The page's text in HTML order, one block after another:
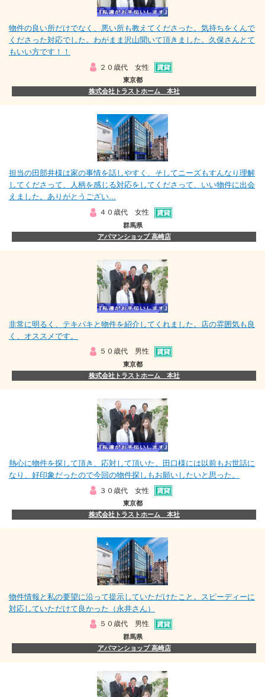
物件の良い所だけでなく、悪い所も教えてくださった。気持ちをくんで
くださった対応でした。わがまま沢山聞いて頂きました。久保さんとて
もいい方です！！
２０歳代 女性
東京都
株式会社トラストホーム 本社
担当の田部井様は家の事情を話しやすく、そしてニーズもすんなり理解
してくださって、人柄を感じる対応をしてくださって、いい物件に出会
えました。ありがとうござい...
４０歳代 女性
群馬県
アパマンショップ 高崎店
非常に明るく、テキパキと物件を紹介してくれました。店の雰囲気も良
く、オススメです。
５０歳代 男性
東京都
株式会社トラストホーム 本社
熱心に物件を探して頂き、応対して頂いた。田口様には以前もお世話に
なり、好印象だったので今回の物件探しもお願いしたいと思った。
３０歳代 女性
東京都
株式会社トラストホーム 本社
物件情報と私の要望に沿って提示していただけたこと。スピーディーに
対応していただけて良かった（永井さん）
５０歳代 男性
群馬県
アパマンショップ 高崎店